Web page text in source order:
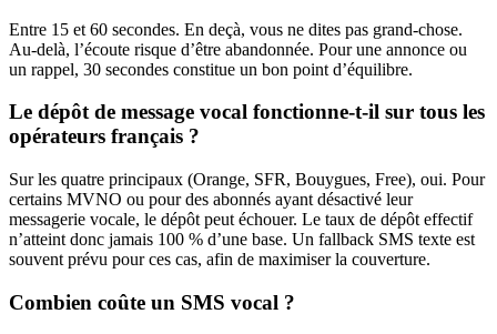
Entre 15 et 60 secondes. En deçà, vous ne dites pas grand-chose.
Au-delà, l’écoute risque d’être abandonnée. Pour une annonce ou
un rappel, 30 secondes constitue un bon point d’équilibre.
Le dépôt de message vocal fonctionne-t-il sur tous les
opérateurs français ?
Sur les quatre principaux (Orange, SFR, Bouygues, Free), oui. Pour
certains MVNO ou pour des abonnés ayant désactivé leur
messagerie vocale, le dépôt peut échouer. Le taux de dépôt effectif
n’atteint donc jamais 100 % d’une base. Un fallback SMS texte est
souvent prévu pour ces cas, afin de maximiser la couverture.
Combien coûte un SMS vocal ?